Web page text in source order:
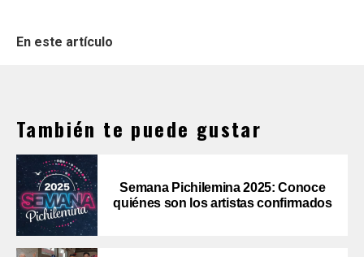
En este artículo
También te puede gustar
Semana Pichilemina 2025: Conoce
quiénes son los artistas confirmados